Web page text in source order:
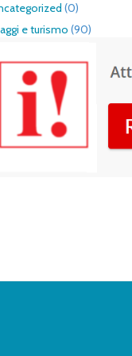
(0)
e turismo (90)